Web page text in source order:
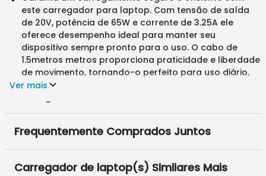
este carregador para laptop. Com tensão de saída
de 20V, potência de 65W e corrente de 3.25A ele
oferece desempenho ideal para manter seu
dispositivo sempre pronto para o uso. O cabo de
1.5metros metros proporciona praticidade e liberdade
de movimento, tornando-o perfeito para uso diário,
seja em casa, no escritório ou em viagens. Adquira o
Ver mais
Frequentemente Comprados Juntos
Carregador de laptop(s) Similares Mais